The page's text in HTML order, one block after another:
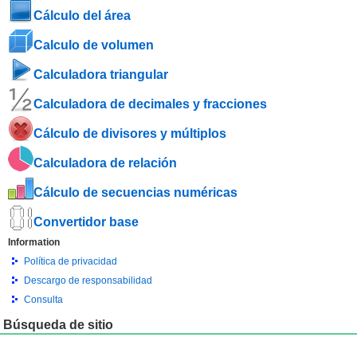
Cálculo del área
Calculo de volumen
Calculadora triangular
Calculadora de decimales y fracciones
Cálculo de divisores y múltiplos
Calculadora de relación
Cálculo de secuencias numéricas
Convertidor base
Information
Política de privacidad
Descargo de responsabilidad
Consulta
Búsqueda de sitio